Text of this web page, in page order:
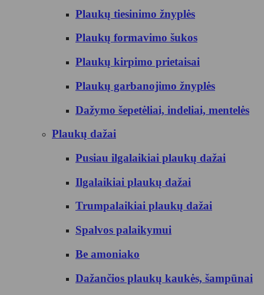
Plaukų tiesinimo žnyplės
Plaukų formavimo šukos
Plaukų kirpimo prietaisai
Plaukų garbanojimo žnyplės
Dažymo šepetėliai, indeliai, mentelės
Plaukų dažai
Pusiau ilgalaikiai plaukų dažai
Ilgalaikiai plaukų dažai
Trumpalaikiai plaukų dažai
Spalvos palaikymui
Be amoniako
Dažančios plaukų kaukės, šampūnai